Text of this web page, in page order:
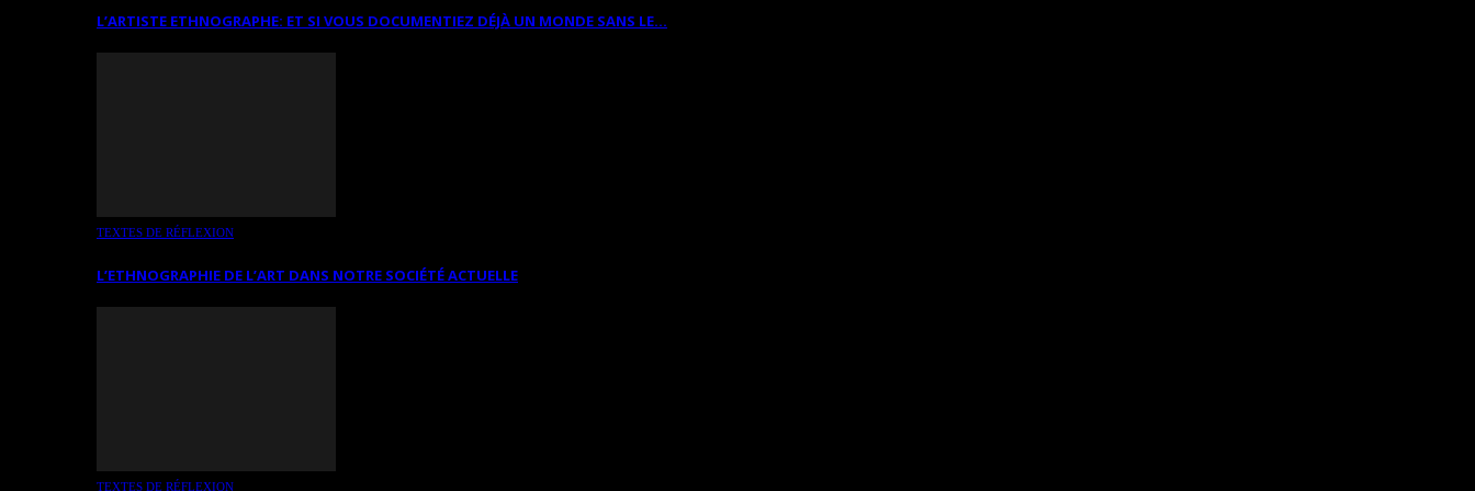
L’ARTISTE ETHNOGRAPHE: ET SI VOUS DOCUMENTIEZ DÉJÀ UN MONDE SANS LE…
TEXTES DE RÉFLEXION
L’ETHNOGRAPHIE DE L’ART DANS NOTRE SOCIÉTÉ ACTUELLE
TEXTES DE RÉFLEXION